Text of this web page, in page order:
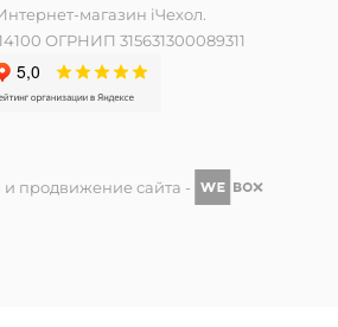
магазин iЧехол.
ОГРНИП 315631300089311
и продвижение сайта -